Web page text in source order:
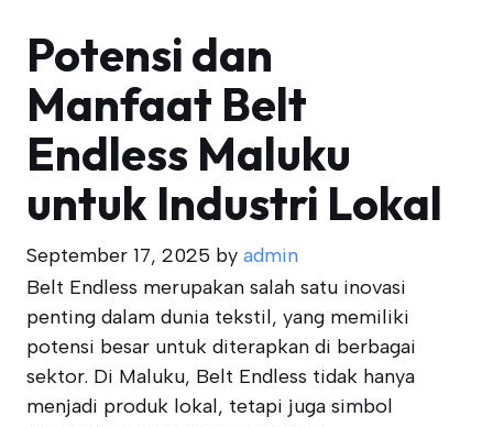
Potensi dan
Manfaat Belt
Endless Maluku
untuk Industri Lokal
September 17, 2025 by admin
Belt Endless merupakan salah satu inovasi
penting dalam dunia tekstil, yang memiliki
potensi besar untuk diterapkan di berbagai
sektor. Di Maluku, Belt Endless tidak hanya
menjadi produk lokal, tetapi juga simbol